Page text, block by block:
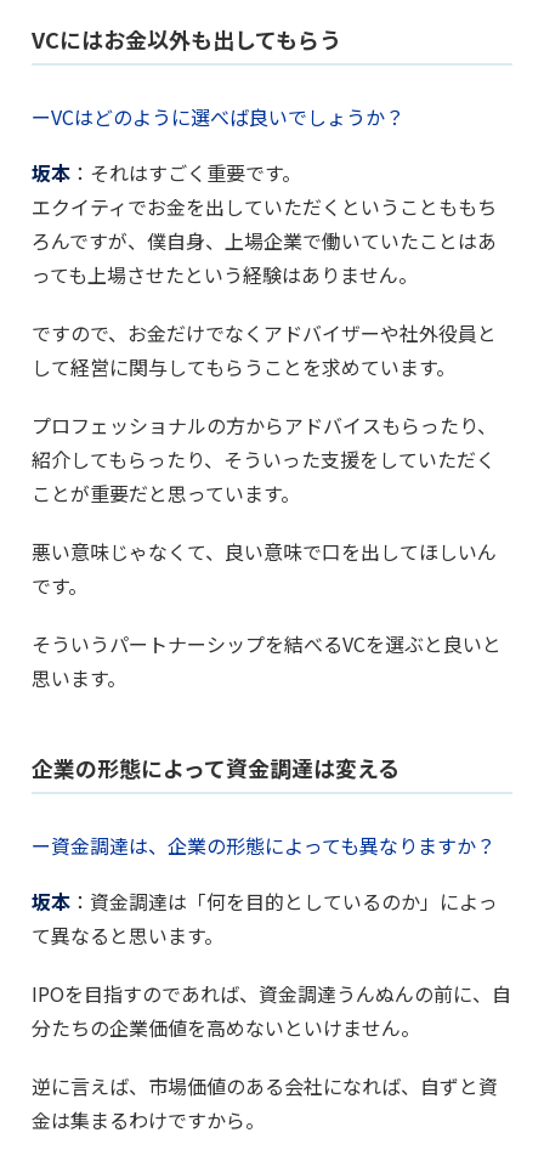
VCにはお金以外も出してもらう
ーVCはどのように選べば良いでしょうか？
坂本 ：それはすごく重要です。
エクイティでお金を出していただくということももち
ろんですが、僕自身、上場企業で働いていたことはあ
っても上場させたという経験はありません。
ですので、お金だけでなくアドバイザーや社外役員と
して経営に関与してもらうことを求めています。
プロフェッショナルの方からアドバイスもらったり、
紹介してもらったり、そういった支援をしていただく
ことが重要だと思っています。
悪い意味じゃなくて、良い意味で口を出してほしいん
です。
そういうパートナーシップを結べるVCを選ぶと良いと
思います。
企業の形態によって資金調達は変える
ー資金調達は、企業の形態によっても異なりますか？
坂本 ：資金調達は「何を目的としているのか」によっ
て異なると思います。
IPOを目指すのであれば、資金調達うんぬんの前に、自
分たちの企業価値を高めないといけません。
逆に言えば、市場価値のある会社になれば、自ずと資
金は集まるわけですから。